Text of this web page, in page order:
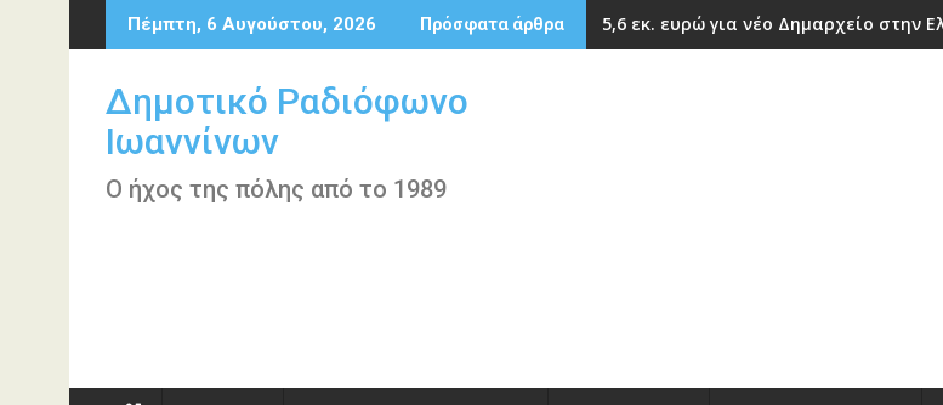
Περάστε
στο
Πέμπτη, 6 Αυγούστου, 2026 Πρόσφατα άρθρα 5,6 εκ. ευρώ για νέο Δημαρχείο στην
Δημοτικό Ραδιόφωνο
Ιωαννίνων
Ο ήχος της πόλης από το 1989